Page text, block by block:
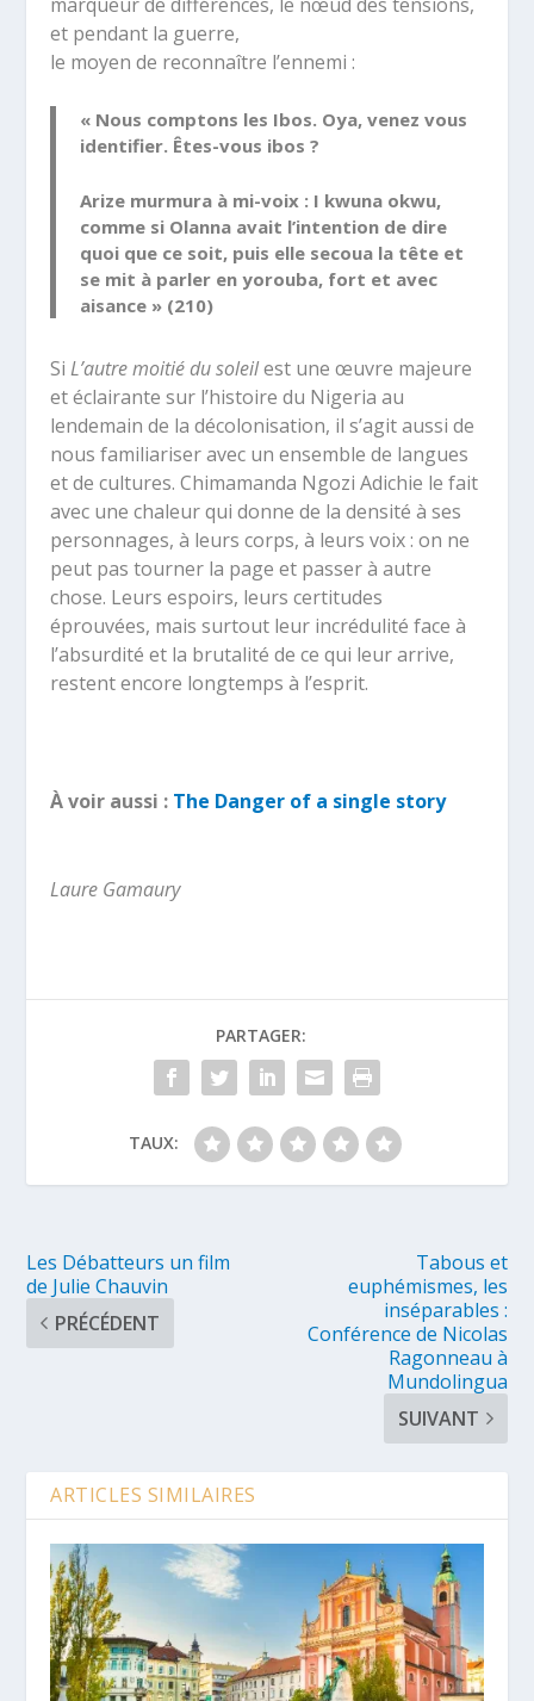
et pendant la guerre,
le moyen de reconnaître l’ennemi :
« Nous comptons les Ibos. Oya, venez vous
identifier. Êtes-vous ibos ?
Arize murmura à mi-voix : I kwuna okwu,
comme si Olanna avait l’intention de dire
quoi que ce soit, puis elle secoua la tête et
se mit à parler en yorouba, fort et avec
aisance » (210)
SiL’autre moitié du soleilest une œuvre majeure
et éclairante sur l’histoire du Nigeria au
lendemain de la décolonisation, il s’agit aussi de
nous familiariser avec un ensemble de langues
et de cultures. Chimamanda Ngozi Adichie le fait
avec une chaleur qui donne de la densité à ses
personnages, à leurs corps, à leurs voix : on ne
peut pas tourner la page et passer à autre
chose. Leurs espoirs, leurs certitudes
éprouvées, mais surtout leur incrédulité face à
l’absurdité et la brutalité de ce qui leur arrive,
restent encore longtemps à l’esprit.
À voir aussi : The Danger of a single story
Laure Gamaury
PARTAGER:
TAUX:
Les Débatteurs un film
de Julie Chauvin
PRÉCÉDENT
Tabous et
euphémismes, les
inséparables :
Conférence de Nicolas
Ragonneau à
Mundolingua
SUIVANT
ARTICLES SIMILAIRES